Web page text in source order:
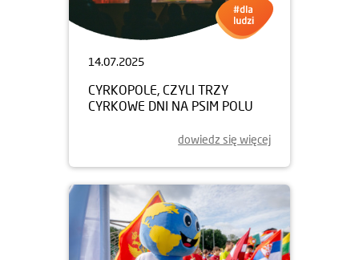
14.07.2025
CYRKOPOLE, CZYLI TRZY
CYRKOWE DNI NA PSIM POLU
dowiedz się więcej